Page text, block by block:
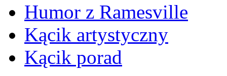
Humor z Ramesville
Kącik artystyczny
Kącik porad